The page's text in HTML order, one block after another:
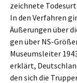
zeich­ne­te
In den Verfah­ren
Äußerun­gen über
gen über NS-
Museums­lei­ter
erklärt,
den sich die